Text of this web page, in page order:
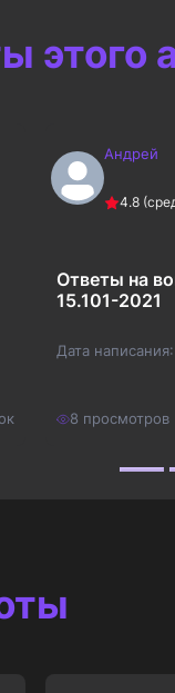
этого
Андрей
4.8
Ответы на
15.101-2021
Дата написания:
8 просмотров